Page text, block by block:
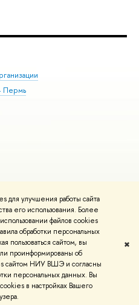
для улучшения работы сайта
его использования. Более
файлов cookies
обработки персональных
пользоваться сайтом, вы
проинформированы об
сайтом НИУ ВШЭ и согласны
персональных данных. Вы
в настройках Вашего
✖
Пермь
возможностями
материалов Адреса
вШколе дизайна НИУ ВШЭ